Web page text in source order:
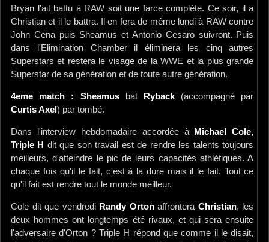
Bryan l'ait battu à RAW soit une farce complète. Ce soir, il a
Christian et il le battra. Il en fera de même lundi à RAW contre
John Cena puis Sheamus et Antonio Cesaro suivront. Puis
dans l'Elimination Chamber il éliminera les cinq autres
Superstars et restera le visage de la WWE et la plus grande
Superstar de sa génération et de toute autre génération.
4eme match : Sheamusbat Ryback(accompagné par
Curtis Axel ) par tombé.
Dans l'interview hebdomadaire accordée à Michael Cole,
Triple H dit que son travail est de rendre les talents toujours
meilleurs, d'atteindre le pic de leurs capacités athlétiques. A
chaque fois qu'il le fait, c'est à la dure mais il le fait. Tout ce
qu'il fait est rendre tout le monde meilleur.
Cole dit que vendredi Randy Ortonaffrontera Christian, les
deux hommes ont longtemps été rivaux, et qui sera ensuite
l'adversaire d'Orton ? Triple H répond que comme il le disait,